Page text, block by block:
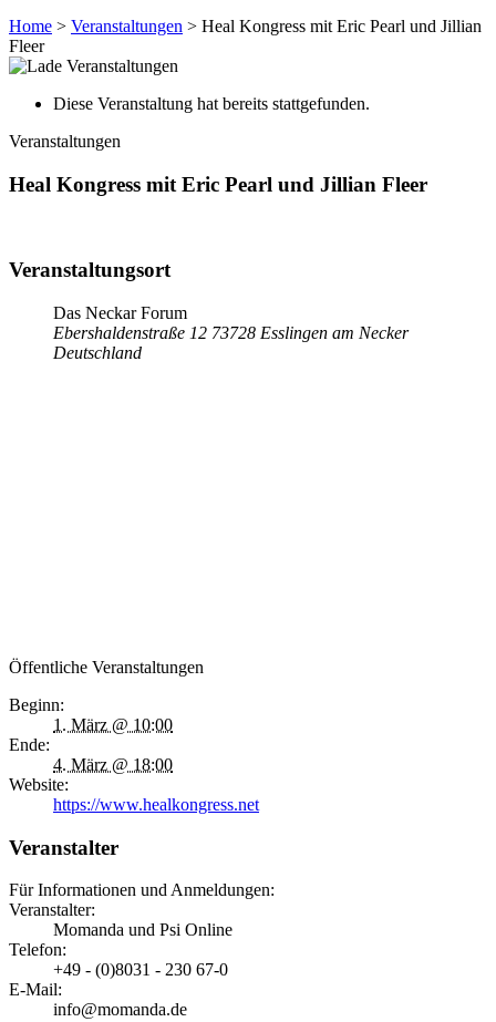
Home > Veranstaltungen > Heal Kongress mit Eric Pearl und Jillian
Fleer
Diese Veranstaltung hat bereits stattgefunden.
Veranstaltungen
Heal Kongress mit Eric Pearl und Jillian Fleer
Veranstaltungsort
Das Neckar Forum
Ebershaldenstraße 12 73728 Esslingen am Necker
Deutschland
Öffentliche Veranstaltungen
Beginn:
1. März @ 10:00
Ende:
4. März @ 18:00
Website:
https://www.healkongress.net
Veranstalter
Für Informationen und Anmeldungen:
Veranstalter:
Momanda und Psi Online
Telefon:
+49 - (0)8031 - 230 67-0
E-Mail:
info@momanda.de